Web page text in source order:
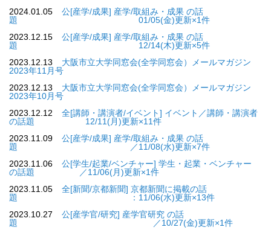
2024.01.05
公[産学/成果] 産学/取組み・成果 の話
題 01/05(金)更新×1件
2023.12.15
公[産学/成果] 産学/取組み・成果 の話
題 12/14(木)更新×5件
2023.12.13
大阪市立大学同窓会(全学同窓会）メールマガジン
2023年11月号
2023.12.13
大阪市立大学同窓会(全学同窓会）メールマガジン
2023年10月号
2023.12.12
全[講師・講演者/イベント] イベント／講師・講演者
の話題 12/11(月)更新×11件
2023.11.09
公[産学/成果] 産学/取組み・成果 の話
題 ／11/08(水)更新×7件
2023.11.06
公[学生/起業/ベンチャー] 学生・起業・ベンチャー
の話題 ／11/06(月)更新×1件
2023.11.05
全[新聞/京都新聞] 京都新聞に掲載の話
題 ：11/06(水)更新×13件
2023.10.27
公[産学官/研究] 産学官研究 の話
題 ／10/27(金)更新×1件